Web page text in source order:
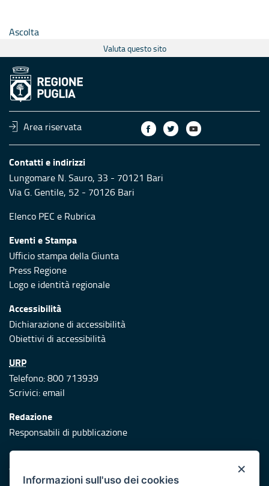
Ascolta
Valuta questo sito
Area riservata
Contatti e indirizzi
Lungomare N. Sauro, 33 - 70121 Bari
Via G. Gentile, 52 - 70126 Bari
Elenco PEC e Rubrica
Eventi e Stampa
Ufficio stampa della Giunta
Press Regione
Logo e identità regionale
Accessibilità
Dichiarazione di accessibilità
Obiettivi di accessibilità
URP
Telefono: 800 713939
Scrivici:email
Redazione
Responsabili di pubblicazione
Protezione civile
Vai al sito di Protezione Civile Puglia ×
Informazioni sull'uso dei cookies